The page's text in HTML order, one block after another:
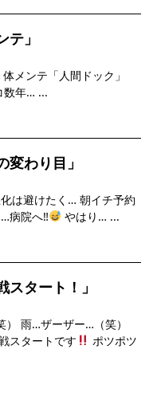
」
メンテ「人間ドック」
数年… ...
変わり目」
は避けたく… 朝イチ予約
病院へ‼︎
やはり… ...
スタート！」
雨…ザーザー…（笑）
スタートです
ポツポツ